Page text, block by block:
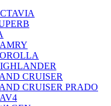
CRUISER
CRUISER PRADO